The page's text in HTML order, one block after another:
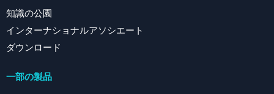
知識の公園
インターナショナルアソシエート
ダウンロード
一部の製品